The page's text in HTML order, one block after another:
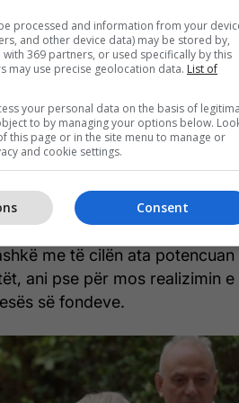
thanë se ky takim shërbeu
e artistëve pjesëmarrës.
të dëgjuar shqetësimet dhe
që bashkëbisedime rreth
hapësirat në dispozicion të
thuhet në njoftim.
edhe Drejtoresha e
me të cilën ata potencuan
ani pse për mos realizimin e
së fondeve.
processed and information from your
and other device data) may be stored by,
369 partners, or used specifically by this
may use precise geolocation data. List of
your personal data on the basis of
to by managing your options below.
this page or in the site menu to manage or
and cookie settings.
Consent